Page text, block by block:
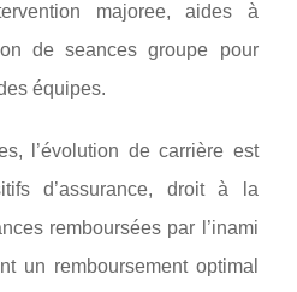
majoree, aides à
de seances groupe pour
équipes.
l’évolution de carrière est
d’assurance, droit à la
remboursées par l’inami
un remboursement optimal